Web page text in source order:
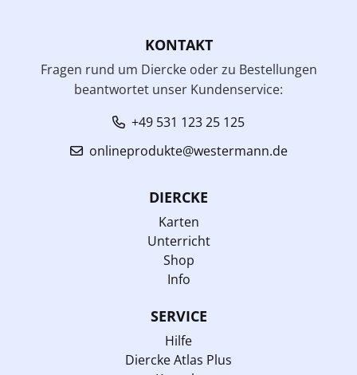
KONTAKT
Fragen rund um Diercke oder zu Bestellungen
beantwortet unser Kundenservice:
+49 531 123 25 125
onlineprodukte@westermann.de
DIERCKE
Karten
Unterricht
Shop
Info
SERVICE
Hilfe
Diercke Atlas Plus